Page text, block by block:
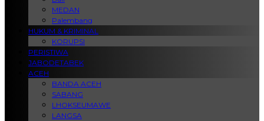
MEDAN
Palembang
HUKUM & KRIMINAL
KORUPSI
PERISTIWA
JABODETABEK
ACEH
BANDA ACEH
SABANG
LHOKSEUMAWE
LANGSA